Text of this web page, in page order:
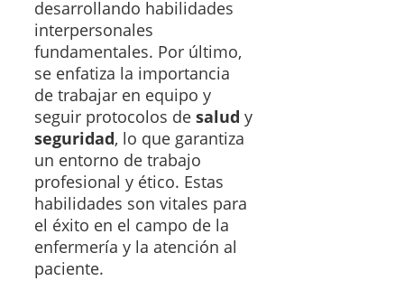
desarrollando habilidades
interpersonales
fundamentales. Por último,
se enfatiza la importancia
de trabajar en equipo y
seguir protocolos de salud y
seguridad, lo que garantiza
un entorno de trabajo
profesional y ético. Estas
habilidades son vitales para
el éxito en el campo de la
enfermería y la atención al
paciente.